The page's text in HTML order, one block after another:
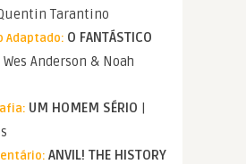
Tarantino
Adaptado: O FANTÁSTICO
Wes Anderson & Noah
UM HOMEM SÉRIO |
ANVIL! THE HISTORY